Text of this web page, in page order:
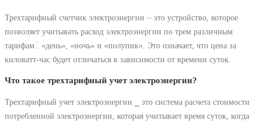
Трехтарифный счетчик электроэнергии ⏤ это устройство, которое
позволяет учитывать расход электроэнергии по трем различным
тарифам⁚ «день», «ночь» и «полупик». Это означает, что цена за
киловатт-час будет отличаться в зависимости от времени суток.
Что такое трехтарифный учет электроэнергии?
Трехтарифный учет электроэнергии ⎯ это система расчета стоимости
потребленной электроэнергии, которая учитывает время суток, когда